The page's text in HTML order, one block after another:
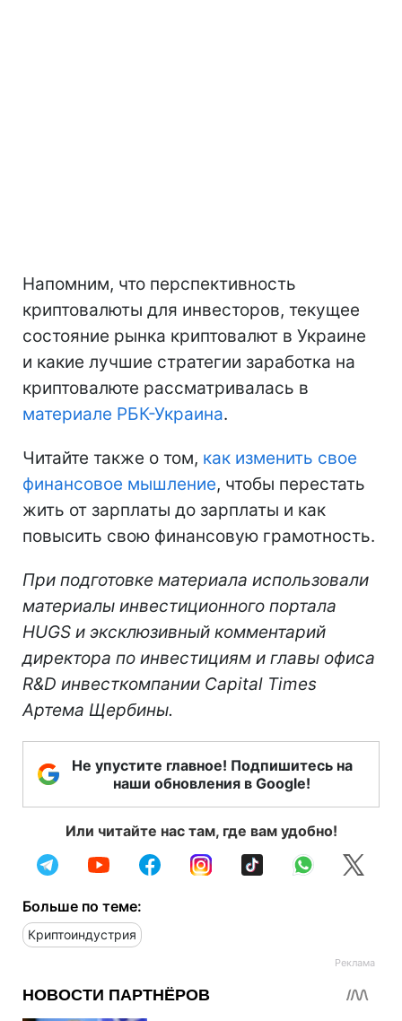
Напомним, что перспективность
криптовалюты для инвесторов, текущее
состояние рынка криптовалют в Украине
и какие лучшие стратегии заработка на
криптовалюте рассматривалась в
материале РБК-Украина.
Читайте также о том, как изменить свое
финансовое мышление, чтобы перестать
жить от зарплаты до зарплаты и как
повысить свою финансовую грамотность.
При подготовке материала использовали
материалы инвестиционного портала
HUGS и эксклюзивный комментарий
директора по инвестициям и главы офиса
R&D инвесткомпании Capital Times
Артема Щербины.
Не упустите главное! Подпишитесь на
наши обновления в Google!
Или читайте нас там, где вам удобно!
Больше по теме:
Криптоиндустрия